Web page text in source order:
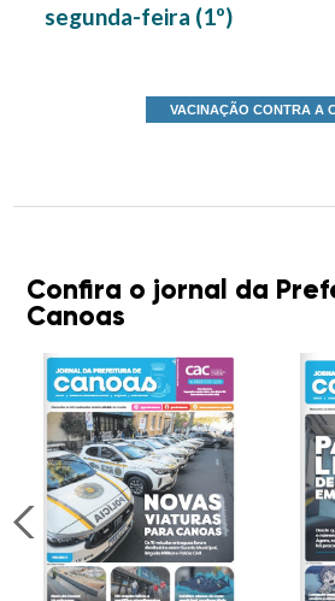
segunda-feira (1º)
VACINAÇÃO CONTRA A
Confira o jornal da
Canoas